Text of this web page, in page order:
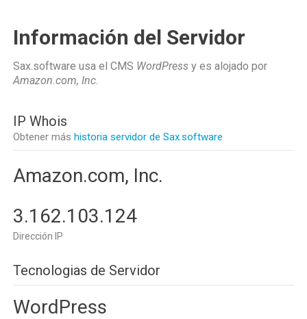
Información del Servidor
Sax.software usa el CMS WordPress y es alojado por
Amazon.com, Inc.
IP Whois
Obtener más historia servidor de Sax.software
Amazon.com, Inc.
3.162.103.124
Dirección IP
Tecnologias de Servidor
WordPress